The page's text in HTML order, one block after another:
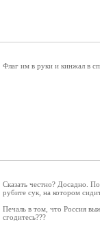
Флаг им в руки и кинжал в
Сказать честно? Досадно.
рубите сук, на котором
Печаль в том, что Россия
сгодитесь???